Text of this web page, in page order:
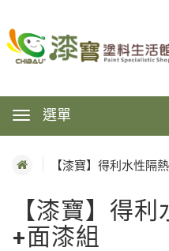
選單
【漆寶】得利水性隔
【漆寶】得
+面漆組